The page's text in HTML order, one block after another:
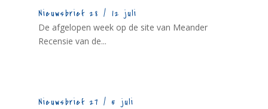
Nieuwsbrief 28 / 12 juli
De afgelopen week op de site van Meander
Recensie van de...
Nieuwsbrief 27 / 5 juli